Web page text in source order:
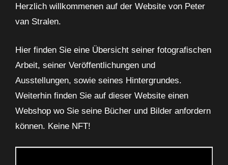
Herzlich willkommenen auf der Website von Peter
van Stralen.
Hier finden Sie eine Übersicht seiner fotografischen
Arbeit, seiner Veröffentlichungen ­und
Ausstellungen, sowie seines Hintergrundes.
Weiterhin finden Sie auf dieser Website einen
Webshop wo Sie seine Bücher und Bilder anfordern
können. Keine NFT!